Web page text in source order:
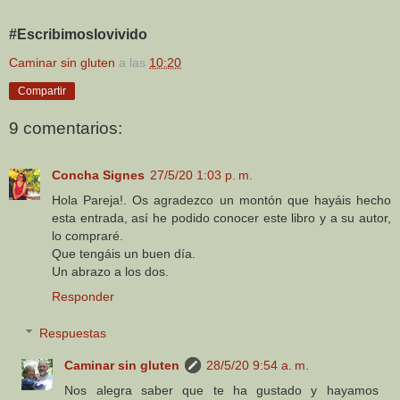
#Escribimoslovivido
Caminar sin gluten a las 10:20
Compartir
9 comentarios:
Concha Signes 27/5/20 1:03 p. m.
Hola Pareja!. Os agradezco un montón que hayáis hecho
esta entrada, así he podido conocer este libro y a su autor,
lo compraré.
Que tengáis un buen día.
Un abrazo a los dos.
Responder
Respuestas
Caminar sin gluten
28/5/20 9:54 a. m.
Nos alegra saber que te ha gustado y hayamos